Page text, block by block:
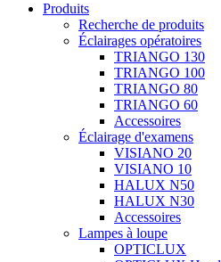
Produits
Recherche de produits
Éclairages opératoires
TRIANGO 130
TRIANGO 100
TRIANGO 80
TRIANGO 60
Accessoires
Éclairage d'examens
VISIANO 20
VISIANO 10
HALUX N50
HALUX N30
Accessoires
Lampes à loupe
OPTICLUX